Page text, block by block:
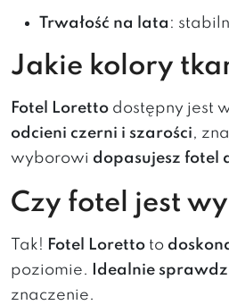
Trwałość na lata :
Jakie kolory
Fotel Loretto dostępny jest
odcieni czerni i szarości,
wyborowi dopasujesz fotel
Czy fotel jest
Tak! Fotel Loretto to
poziomie.
Idealnie
znaczenie.